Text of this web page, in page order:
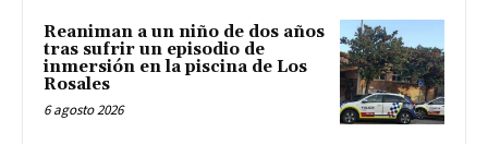
Reaniman a un niño de dos años
tras sufrir un episodio de
inmersión en la piscina de Los
Rosales
6 agosto 2026